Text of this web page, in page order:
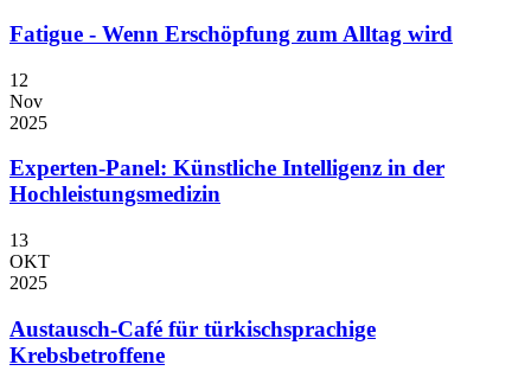
Fatigue - Wenn Erschöpfung zum Alltag wird
12
Nov
2025
Experten-Panel: Künstliche Intelligenz in der
Hochleistungsmedizin
13
OKT
2025
Austausch-Café für türkischsprachige
Krebsbetroffene